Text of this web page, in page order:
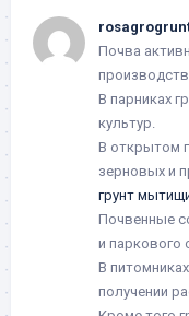
Почва
В парниках
культур.
В открытом
зерновых и
грунт
Почвенные
и паркового
В
получении